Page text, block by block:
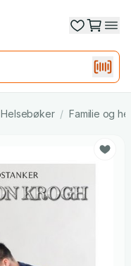
Helsebøker / Familie og